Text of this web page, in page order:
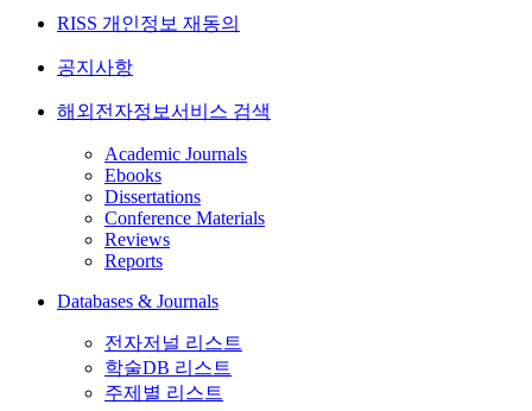
RISS 개인정보 재동의
공지사항
해외전자정보서비스 검색
Academic Journals
Ebooks
Dissertations
Conference Materials
Reviews
Reports
Databases & Journals
전자저널 리스트
학술DB 리스트
주제별 리스트